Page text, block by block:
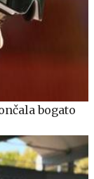
bogato